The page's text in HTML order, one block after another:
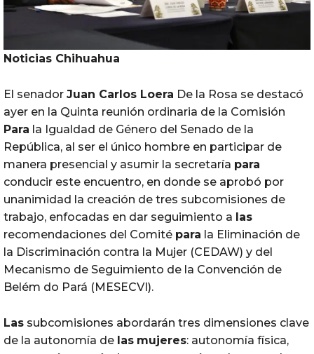
Noticias Chihuahua
El senador Juan Carlos Loera De la Rosa se destacó
ayer en la Quinta reunión ordinaria de la Comisión
Para la Igualdad de Género del Senado de la
República, al ser el único hombre en participar de
manera presencial y asumir la secretaría para
conducir este encuentro, en donde se aprobó por
unanimidad la creación de tres subcomisiones de
trabajo, enfocadas en dar seguimiento a las
recomendaciones del Comité para la Eliminación de
la Discriminación contra la Mujer (CEDAW) y del
Mecanismo de Seguimiento de la Convención de
Belém do Pará (MESECVI).
Las subcomisiones abordarán tres dimensiones clave
de la autonomía de las mujeres: autonomía física,